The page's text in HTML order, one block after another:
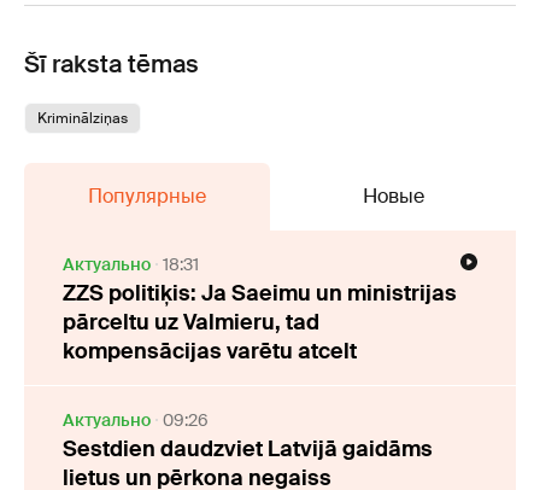
Šī raksta tēmas
Kriminālziņas
Популярные Новые
Актуально 18:31
ZZS politiķis: Ja Saeimu un ministrijas
pārceltu uz Valmieru, tad
kompensācijas varētu atcelt
Актуально 09:26
Sestdien daudzviet Latvijā gaidāms
lietus un pērkona negaiss